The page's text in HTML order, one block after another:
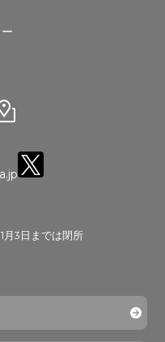
月3日までは閉所